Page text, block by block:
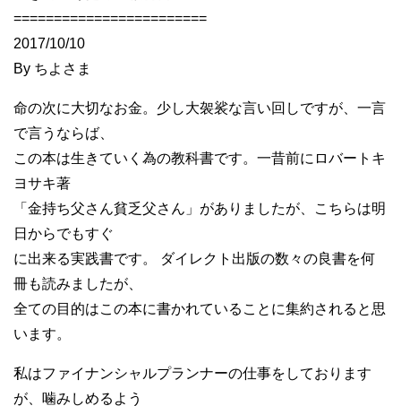
========================
2017/10/10
By ちよさま
命の次に大切なお金。少し大袈裟な言い回しですが、一言
で言うならば、
この本は生きていく為の教科書です。一昔前にロバートキ
ヨサキ著
「金持ち父さん貧乏父さん」がありましたが、こちらは明
日からでもすぐ
に出来る実践書です。 ダイレクト出版の数々の良書を何
冊も読みましたが、
全ての目的はこの本に書かれていることに集約されると思
います。
私はファイナンシャルプランナーの仕事をしております
が、噛みしめるよう